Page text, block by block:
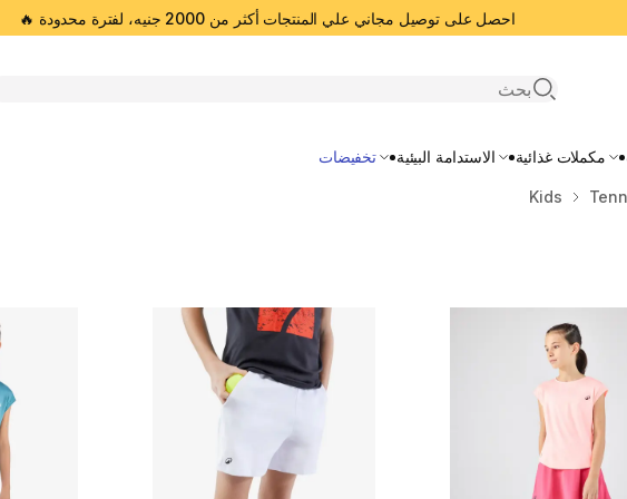
احصل على توصيل مجاني علي المنتجات أكثر من 2000 جنيه، لفترة محدودة 🔥
Open search
مكملات غذائية الاستدامة البيئية تخفيضات
Kids